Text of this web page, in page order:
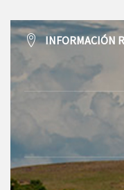
INFORMACIÓN